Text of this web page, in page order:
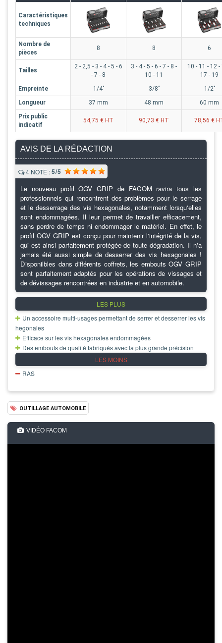
Caractéristiques
techniques
Nombre de
pièces
8 8 6
Tailles
2 - 2,5 - 3 - 4 - 5 - 6
- 7 - 8
3 - 4 - 5 - 6 - 7 - 8 -
10 - 11
10 - 11 - 12 -
17 - 19
Empreinte
1/4’’ 3/8’’
1/2’’
Longueur
37 mm 48 mm
60 mm
Prix public
indicatif
54,75 € HT 90,73 € HT 78,56 €
AVIS DE LA RÉDACTION
4 NOTE :5/5
Le nouveau profil OGV GRIP de FACOM ravira tous les
professionnels qui rencontrent des problèmes pour le serrage
et le desserrage des vis hexagonales, notamment lorsqu'elles
sont endommagées. Il leur permet de travailler efficacement,
sans perdre de temps ni endommager le matériel. En effet, le
profil OGV GRIP est conçu pour maintenir l'intégrité de la vis,
qui est ainsi parfaitement protégée de toute dégradation. Il n'a
jamais été aussi simple de desserrer des vis hexagonales !
Disponilbles dans différents coffrets, les embouts OGV GRIP
sont parfaitement adaptés pour les opérations de vissages et
de dévissages rencontrées en industrie et en automobile.
LES PLUS
Un accessoire multi-usages permettant de serrer et desserrer les vis
hegonales
Efficace sur les vis hexagonales endommagées
Des embouts de qualité fabriqués avec la plus grande précision
LES MOINS
RAS
OUTILLAGE AUTOMOBILE
VIDÉO FACOM